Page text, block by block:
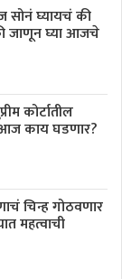
घ्यायचं की
जाणून घ्या आजचे
कोर्टातील
काय घडणार?
चिन्ह गोठवणार
महत्वाची